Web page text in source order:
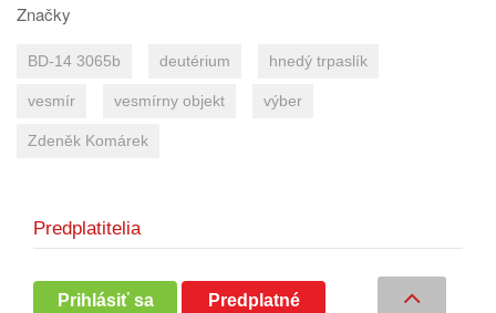
Značky
BD-14 3065b deutérium hnedý trpaslík
vesmír vesmírny objekt výber
Zdeněk Komárek
Predplatitelia
Prihlásiť sa Predplatné